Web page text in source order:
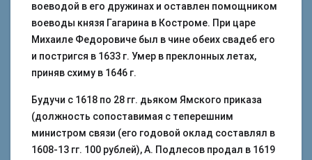
воеводой в его дружинах и оставлен помощником
воеводы князя Гагарина в Костроме. При царе
Михаиле Федоровиче был в чине обеих свадеб его
и постригся в 1633 г. Умер в преклонных летах,
приняв схиму в 1646 г.
Будучи с 1618 по 28 гг. дьяком Ямского приказа
(должность сопоставимая с теперешним
министром связи (его годовой оклад составлял в
1608-13 гг. 100 рублей), А. Подлесов продал в 1619